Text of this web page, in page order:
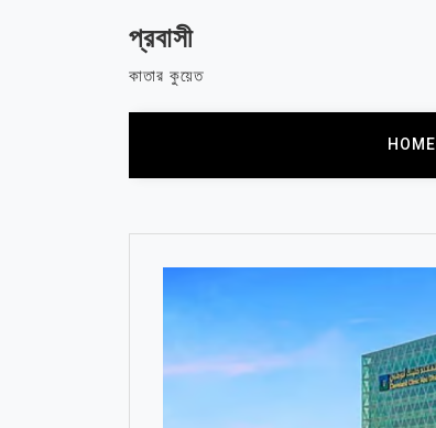
প্রবাসী
কাতার কুয়েত
HOME